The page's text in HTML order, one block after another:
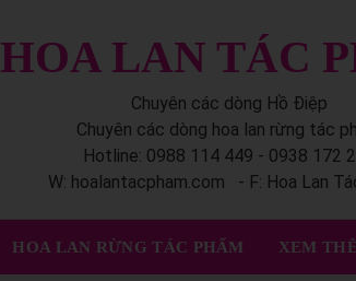
HOA LAN TÁC
Chuyên các dòng Hồ Điệp
Chuyên các dòng hoa lan rừng tác
Hotline: 0988 114 449 - 0938 172
W: hoalantacpham.com - F: Hoa Lan
HOA LAN RỪNG TÁC PHẨM XEM